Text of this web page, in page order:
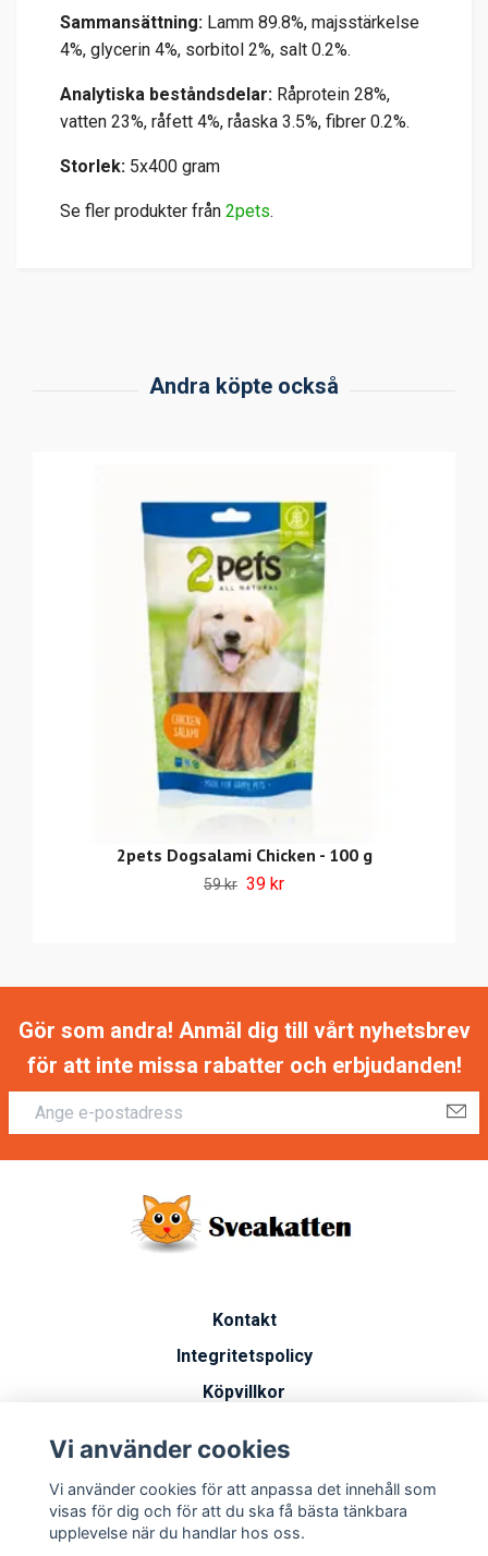
Sammansättning: Lamm 89.8%, majsstärkelse
4%, glycerin 4%, sorbitol 2%, salt 0.2%.
Analytiska beståndsdelar: Råprotein 28%,
vatten 23%, råfett 4%, råaska 3.5%, fibrer 0.2%.
Storlek: 5x400 gram
Se fler produkter från 2pets.
2pets Dogsalami Chicken - 100 g
59 kr 39 kr
Gör som andra! Anmäl dig till vårt nyhetsbrev
för att inte missa rabatter och erbjudanden!
Kontakt
Integritetspolicy
Köpvillkor
Vanliga frågor
Miljöarbete
Vi använder cookies
Vi använder cookies för att anpassa det innehåll som
visas för dig och för att du ska få bästa tänkbara
upplevelse när du handlar hos oss.